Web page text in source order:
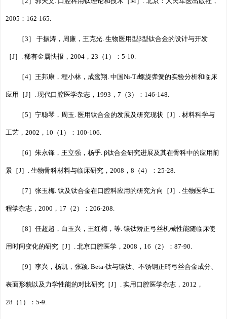
2005：162-165.
［3］ 于振涛，周廉，王克光. 生物医用型β型钛合金的设计与开发
［J］. 稀有金属快报，2004，23（1）：5-10.
［4］王邦康，程小林，成鸾翔. 中国Ni-Ti螺旋弹簧的实验分析和临床
应用［J］. 现代口腔医学杂志，1993，7（3）：146-148.
［5］宁聪琴，周玉. 医用钛合金的发展及研究现状［J］. 材料科学与
工艺，2002，10（1）：100-106.
［6］朱永锋，王立强，杨乎. β钛合金研究进展及其在骨科中的应用前
景［J］. 生物骨科材料与临床研究，2008，8（4）：25-28.
［7］张玉梅. 钛及钛合金在口腔科应用的研究方向［J］. 生物医学工
程学杂志，2000，17（2）：206-208.
［8］任超超，白玉兴，王红梅，等. 镍钛矫正弓丝机械性能随临床使
用时间变化的研究［J］. 北京口腔医学，2008，16（2）：87-90.
［9］李兴，杨凯，张颖. Beta-钛与镍钛、不锈钢正畸弓丝合金成分、
表面形貌以及力学性能的对比研究［J］. 实用口腔医学杂志，2012，
28（1）：5-9.